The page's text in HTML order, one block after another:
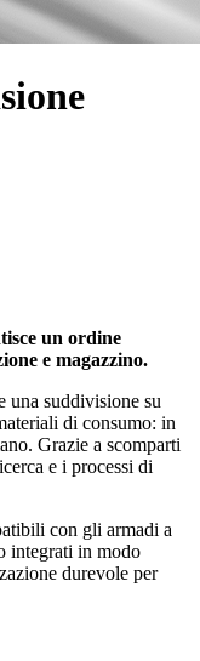
un ordine
e magazzino.
una suddivisione su
di consumo: in
Grazie a scomparti
e i processi di
con gli armadi a
integrati in modo
durevole per